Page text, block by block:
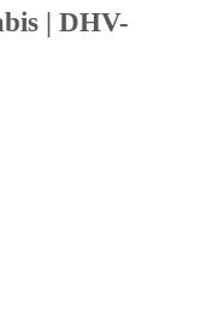
| DHV-